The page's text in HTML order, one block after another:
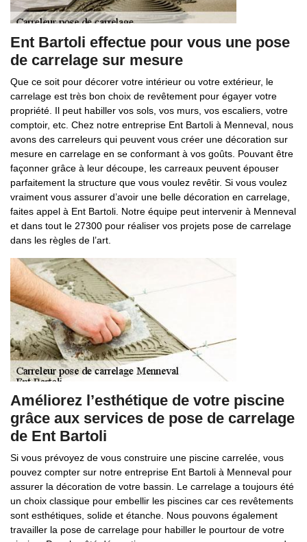
Ent Bartoli effectue pour vous une pose
de carrelage sur mesure
Que ce soit pour décorer votre intérieur ou votre extérieur, le
carrelage est très bon choix de revêtement pour égayer votre
propriété. Il peut habiller vos sols, vos murs, vos escaliers, votre
comptoir, etc. Chez notre entreprise Ent Bartoli à Menneval, nous
avons des carreleurs qui peuvent vous créer une décoration sur
mesure en carrelage en se conformant à vos goûts. Pouvant être
façonner grâce à leur découpe, les carreaux peuvent épouser
parfaitement la structure que vous voulez revêtir. Si vous voulez
vraiment vous assurer d’avoir une belle décoration en carrelage,
faites appel à Ent Bartoli. Notre équipe peut intervenir à Menneval
et dans tout le 27300 pour réaliser vos projets pose de carrelage
dans les règles de l’art.
Améliorez l’esthétique de votre piscine
grâce aux services de pose de carrelage
de Ent Bartoli
Si vous prévoyez de vous construire une piscine carrelée, vous
pouvez compter sur notre entreprise Ent Bartoli à Menneval pour
assurer la décoration de votre bassin. Le carrelage a toujours été
un choix classique pour embellir les piscines car ces revêtements
sont esthétiques, solide et étanche. Nous pouvons également
travailler la pose de carrelage pour habiller le pourtour de votre